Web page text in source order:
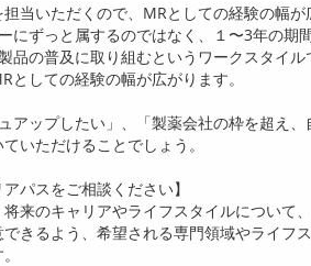
当いただくので、 MRとしての経験の幅が
にずっと属するのではなく、１〜3年の期
品の普及に取り組むというワークスタイル
としての経験の幅が広がります。
アップしたい」、「製薬会社の枠を超え
いただけることでしょう。
パスをご相談ください】
来のキャリアやライフスタイルについて
きるよう、希望される専門領域やライフ